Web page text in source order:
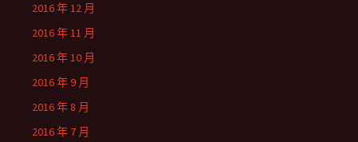
2016 年 12 月
2016 年 11 月
2016 年 10 月
2016 年 9 月
2016 年 8 月
2016 年 7 月